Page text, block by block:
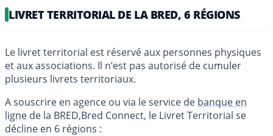
LIVRET TERRITORIAL DE LA BRED, 6 RÉGIONS
Le livret territorial est réservé aux personnes physiques
et aux associations. Il n’est pas autorisé de cumuler
plusieurs livrets territoriaux.
A souscrire en agence ou via le service de banque en
ligne de la BRED,Bred Connect, le Livret Territorial se
décline en 6 régions :